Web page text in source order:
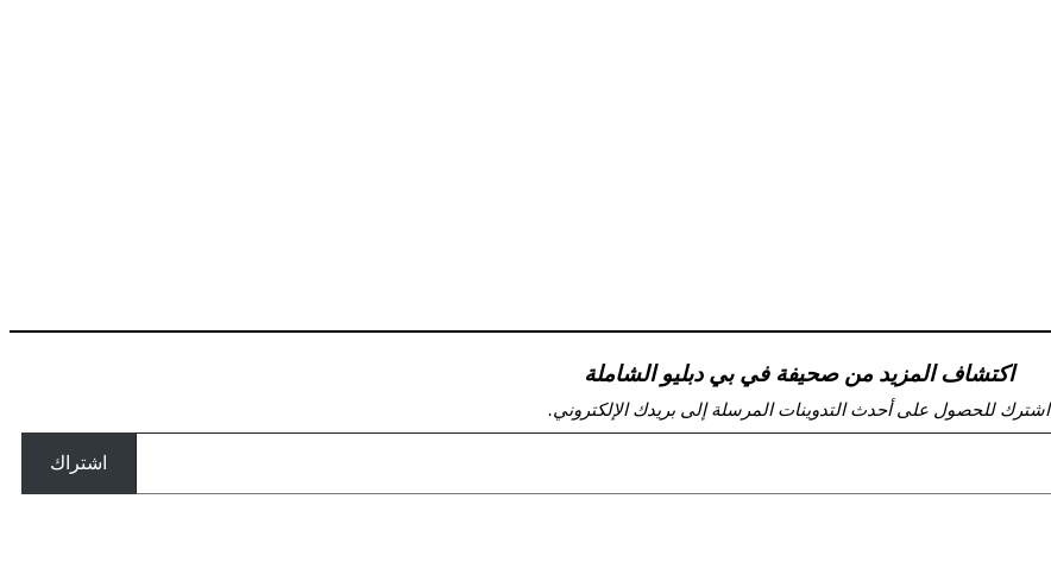
اكتشاف المزيد من صحيفة في بي دبليو الشاملة
اشترك للحصول على أحدث التدوينات المرسلة إلى بريدك الإلكتروني.
اشتراك